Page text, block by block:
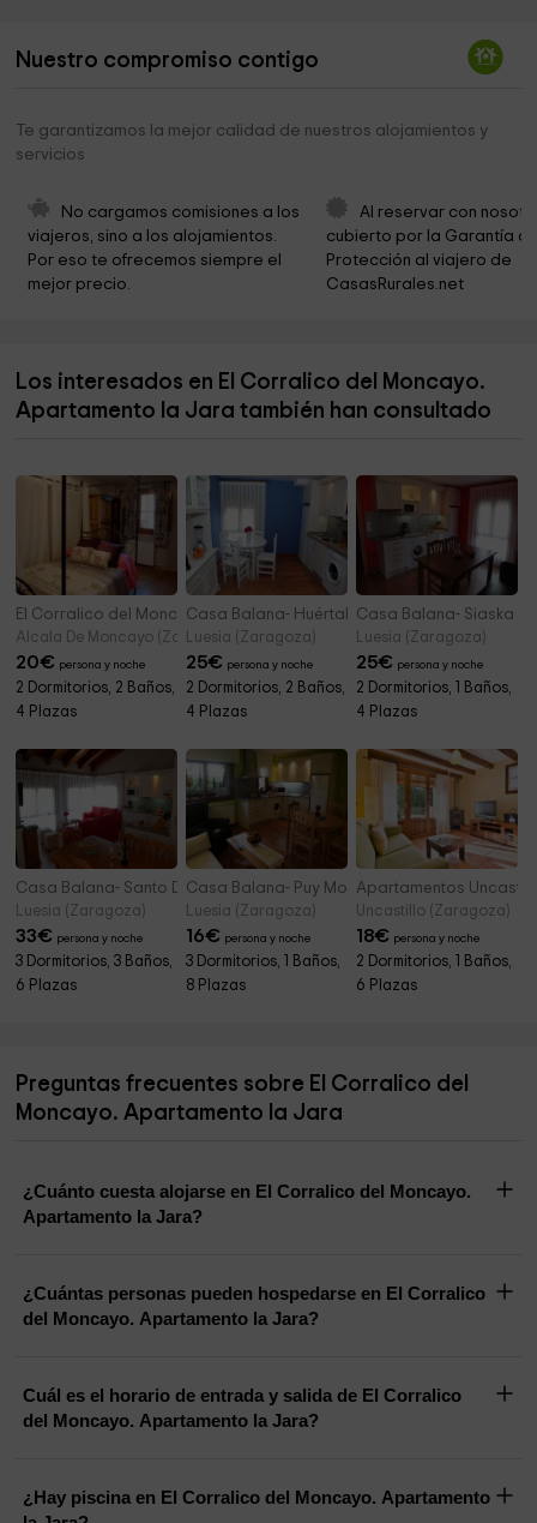
Cementerio de Añón de Moncayo 2,5 km
La Carbonera 2,7 km
de la Vera
Cementerio de Vera de Moncayo 4,8 km
Cementerio de Trasmoz
Cementerio de Litago 5,5 km
La Casita de Talamantes 6,3 km
Nuestro compromiso contigo
Te garantizamos la mejor calidad de nuestros alojamientos y
servicios
No cargamos comisiones a los
viajeros, sino a los alojamientos.
Por eso te ofrecemos siempre el
mejor precio.
Al reservar con
cubierto por la Garantía
Protección al viajero de
CasasRurales.net
Los interesados en El Corralico del Moncayo.
Apartamento la Jara también han consultado
El Corralico del Moncayo. Apart. Peñas de Herrera
Alcala De Moncayo (Zaragoza)
20€ persona y noche
2 Dormitorios, 2 Baños,
4 Plazas
Casa Balana- Huértalo
Luesia (Zaragoza)
25€ persona y noche
2 Dormitorios, 2 Baños,
4 Plazas
Casa Balana- Siaska
Luesia (Zaragoza)
25€ persona y noche
2 Dormitorios, 1 Baños,
4 Plazas
Casa Balana- Santo Domingo
Luesia (Zaragoza)
33€ persona y noche
3 Dormitorios, 3 Baños,
6 Plazas
Casa Balana- Puy Mone
Luesia (Zaragoza)
16€ persona y noche
3 Dormitorios, 1 Baños,
8 Plazas
Apartamentos
Uncastillo (Zaragoza)
18€ persona y noche
2 Dormitorios, 1 Baños,
6 Plazas
Preguntas frecuentes sobre El Corralico del
Moncayo. Apartamento la Jara
¿Cuánto cuesta alojarse en El Corralico del Moncayo.
Apartamento la Jara?
¿Cuántas personas pueden hospedarse en El Corralico
del Moncayo. Apartamento la Jara?
Cuál es el horario de entrada y salida de El Corralico
del Moncayo. Apartamento la Jara?
¿Hay piscina en El Corralico del Moncayo. Apartamento